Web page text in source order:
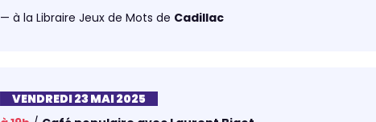
— à la Libraire Jeux de Mots de Cadillac
VENDREDI 23 MAI 2025